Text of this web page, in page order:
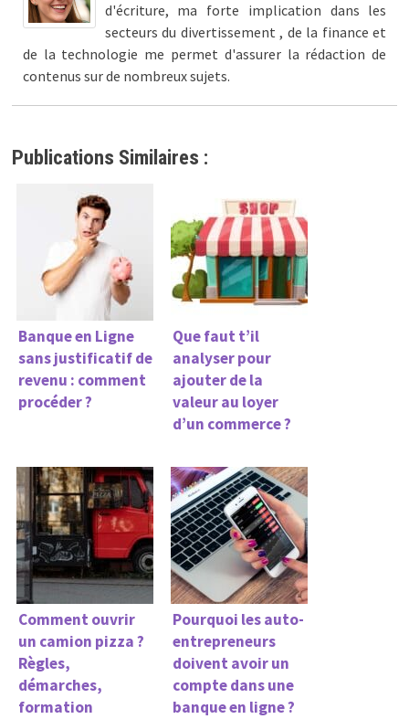
d'écriture, ma forte implication dans les
secteurs du divertissement , de la finance et
de la technologie me permet d'assurer la rédaction de
contenus sur de nombreux sujets.
Publications Similaires :
Banque en Ligne
sans justificatif de
revenu : comment
procéder ?
Que faut t’il
analyser pour
ajouter de la
valeur au loyer
d’un commerce ?
Comment ouvrir
un camion pizza ?
Règles,
démarches,
formation
Pourquoi les auto-
entrepreneurs
doivent avoir un
compte dans une
banque en ligne ?